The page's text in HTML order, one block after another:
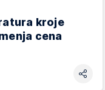
kroje
cena